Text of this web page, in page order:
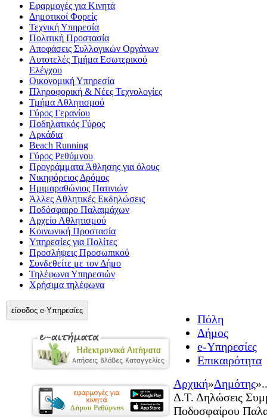
Εφαρμογές για Κινητά
Δημοτικοί Φορείς
Τεχνική Υπηρεσία
Πολιτική Προστασία
Αποφάσεις Συλλογικών Οργάνων
Αυτοτελές Τμήμα Εσωτερικού
Ελέγχου
Οικονομική Υπηρεσία
Πληροφορική & Νέες Τεχνολογίες
Τμήμα Αθλητισμού
Γύρος Γερανίου
Ποδηλατικός Γύρος
Αρκάδια
Beach Running
Γύρος Ρεθύμνου
Προγράμματα Άθλησης για όλους
Νικηφόρειος Δρόμος
Ημιμαραθώνιος Πατινιών
Άλλες Αθλητικές Εκδηλώσεις
Ποδόσφαιρο Παλαιμάχων
Αρχείο Αθλητισμού
Κοινωνική Προστασία
Υπηρεσίες για Πολίτες
Προσλήψεις Προσωπικού
Συνδεθείτε με τον Δήμο
Τηλέφωνα Υπηρεσιών
Χρήσιμα τηλέφωνα
είσοδος e-Υπηρεσίες
Πόλη
Δήμος
e-Υπηρεσίες
Επικαιρότητα
Αρχική»Δημότης»
Δ.Τ. Δηλώσεις
Ποδοσφαίρου